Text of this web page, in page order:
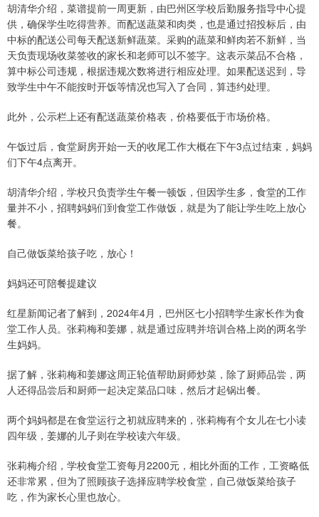
胡清华介绍，菜谱提前一周更新，由巴州区学校后勤服务指导中心提
供，确保学生吃得营养。而配送蔬菜和肉类，也是通过招投标后，由
中标的配送公司每天配送新鲜蔬菜。采购的蔬菜和鲜肉若不新鲜，当
天负责现场收菜签收的家长和老师可以不签字。这表示菜品不合格，
算中标公司违规，根据违规次数将进行相应处理。如果配送迟到，导
致学生中午不能按时开饭等情况也写入了合同，算违约处理。
此外，公示栏上还有配送蔬菜价格表，价格要低于市场价格。
午饭过后，食堂厨房开始一天的收尾工作大概在下午3点过结束，妈妈
们下午4点离开。
胡清华介绍，学校只负责学生午餐一顿饭，但因学生多，食堂的工作
量并不小，招聘妈妈们到食堂工作做饭，就是为了能让学生吃上放心
餐。
自己做饭菜给孩子吃，放心！
妈妈还可陪餐提建议
红星新闻记者了解到，2024年4月，巴州区七小招聘学生家长作为食
堂工作人员。张莉梅和姜娜，就是通过应聘并培训合格上岗的两名学
生妈妈。
据了解，张莉梅和姜娜这周正轮值帮助厨师炒菜，除了厨师品尝，两
人还得品尝后和厨师一起决定菜品口味，然后才起锅出餐。
两个妈妈都是在食堂运行之初就应聘来的，张莉梅有个女儿在七小读
四年级，姜娜的儿子则在学校读六年级。
张莉梅介绍，学校食堂工资每月2200元，相比外面的工作，工资略低
还非常累，但为了照顾孩子选择应聘学校食堂，自己做饭菜给孩子
吃，作为家长心里也放心。